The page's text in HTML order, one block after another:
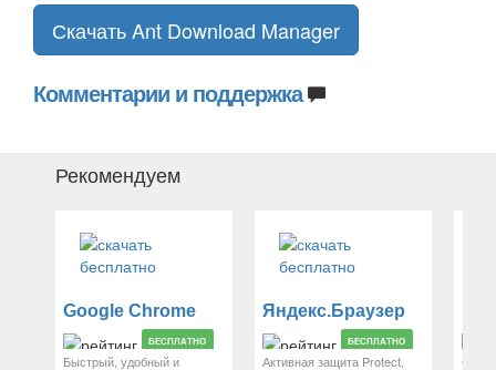
Скачать Ant Download Manager
Комментарии и поддержка
Рекомендуем
Google Chrome
БЕСПЛАТНО
Быстрый, удобный и
Яндекс.Браузер
БЕСПЛАТНО
Активная защита Protect,